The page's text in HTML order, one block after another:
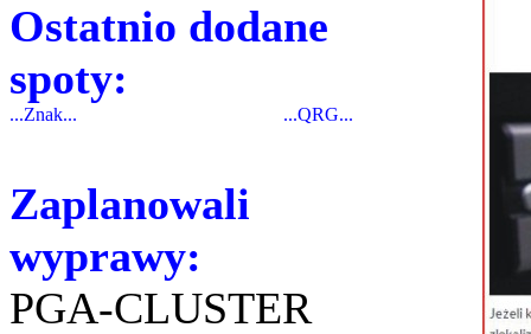
Ostatnio dodane
spoty:
...Znak... ...QRG...
Zaplanowali
wyprawy:
PGA-CLUSTER